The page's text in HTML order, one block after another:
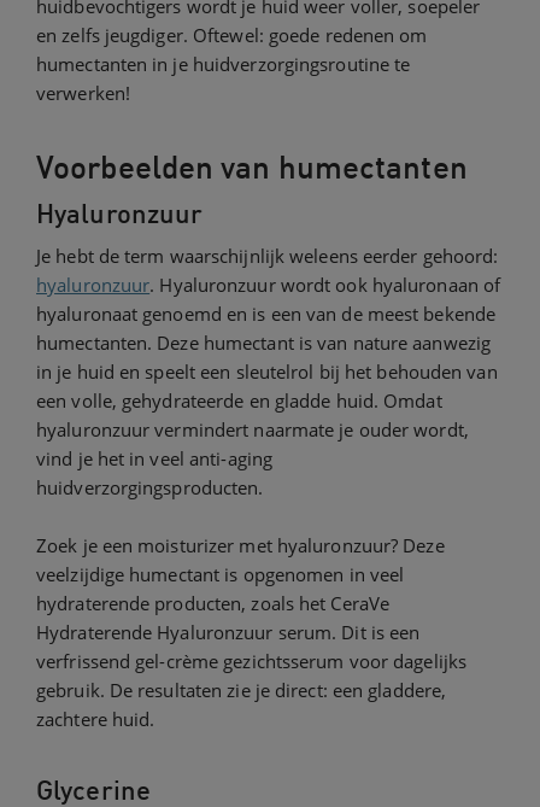
huidbevochtigers wordt je huid weer voller, soepeler
en zelfs jeugdiger. Oftewel: goede redenen om
humectanten in je huidverzorgingsroutine te
verwerken!
Voorbeelden van humectanten
Hyaluronzuur
Je hebt de term waarschijnlijk weleens eerder gehoord:
hyaluronzuur. Hyaluronzuur wordt ook hyaluronaan of
hyaluronaat genoemd en is een van de meest bekende
humectanten. Deze humectant is van nature aanwezig
in je huid en speelt een sleutelrol bij het behouden van
een volle, gehydrateerde en gladde huid. Omdat
hyaluronzuur vermindert naarmate je ouder wordt,
vind je het in veel anti-aging
huidverzorgingsproducten.
Zoek je een moisturizer met hyaluronzuur? Deze
veelzijdige humectant is opgenomen in veel
hydraterende producten, zoals het CeraVe
Hydraterende Hyaluronzuur serum. Dit is een
verfrissend gel-crème gezichtsserum voor dagelijks
gebruik. De resultaten zie je direct: een gladdere,
zachtere huid.
Glycerine